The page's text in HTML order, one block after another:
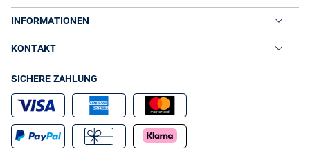
INFORMATIONEN
KONTAKT
SICHERE ZAHLUNG